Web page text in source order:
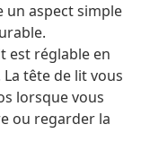
un aspect simple
est réglable en
tête de lit vous
lorsque vous
ou regarder la